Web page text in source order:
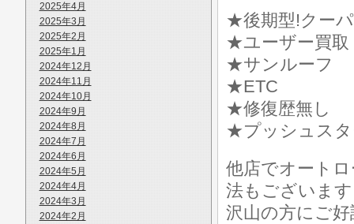
2025年4月
2025年3月
2025年2月
2025年1月
2024年12月
2024年11月
2024年10月
2024年9月
2024年8月
2024年7月
2024年6月
2024年5月
2024年4月
2024年3月
2024年2月
★後期型!クー
★ユーザー買取
★サンルーフ
★ETC
★修復歴無し
★プッシュス
他店でオート
法もございま
沢山の方にご